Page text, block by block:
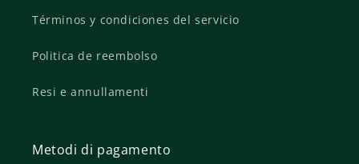
Términos y condiciones del servicio
Politica de reembolso
Resi e annullamenti
Metodi di pagamento